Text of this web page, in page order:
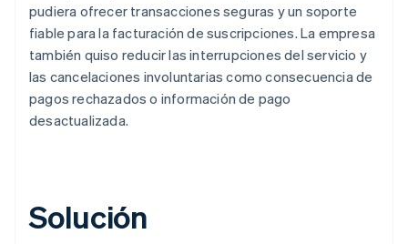
pudiera ofrecer transacciones seguras y un soporte
fiable para la facturación de suscripciones. La empresa
también quiso reducir las interrupciones del servicio y
las cancelaciones involuntarias como consecuencia de
pagos rechazados o información de pago
desactualizada.
Solución